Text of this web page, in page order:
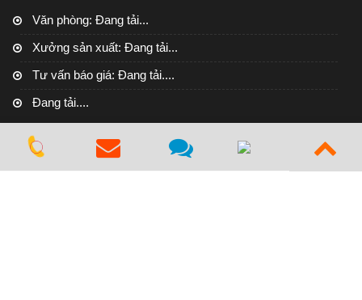
Văn phòng: Đang tải...
Xưởng sản xuất: Đang tải...
Tư vấn báo giá: Đang tải....
Đang tải....
CHÍNH SÁCH